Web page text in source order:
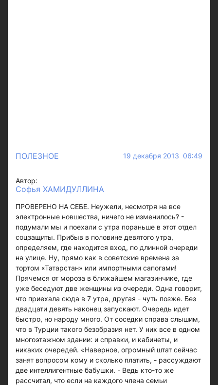
ПОЛЕЗНОЕ 19 декабря 2013 06:49
Автор:
Софья ХАМИДУЛЛИНА
ПРОВЕРЕНО НА СЕБЕ. Неужели, несмотря на все
электронные новшества, ничего не изменилось? -
подумали мы и поехали с утра пораньше в этот отдел
соцзащиты. Прибыв в половине девятого утра,
определяем, где находится вход, по длинной очереди
на улице. Ну, прямо как в советские времена за
тортом «Татарстан» или импортными сапогами!
Прячемся от мороза в ближайшем магазинчике, где
уже беседуют две женщины из очереди. Одна говорит,
что приехала сюда в 7 утра, другая - чуть позже. Без
двадцати девять наконец запускают. Очередь идет
быстро, но народу много. От соседки справа слышим,
что в Турции такого безобразия нет. У них все в одном
многоэтажном здании: и справки, и кабинеты, и
никаких очередей. «Наверное, огромный штат сейчас
занят вопросом кому и сколько платить, - рассуждают
две интеллигентные бабушки. - Ведь кто-то же
рассчитал, что если на каждого члена семьи